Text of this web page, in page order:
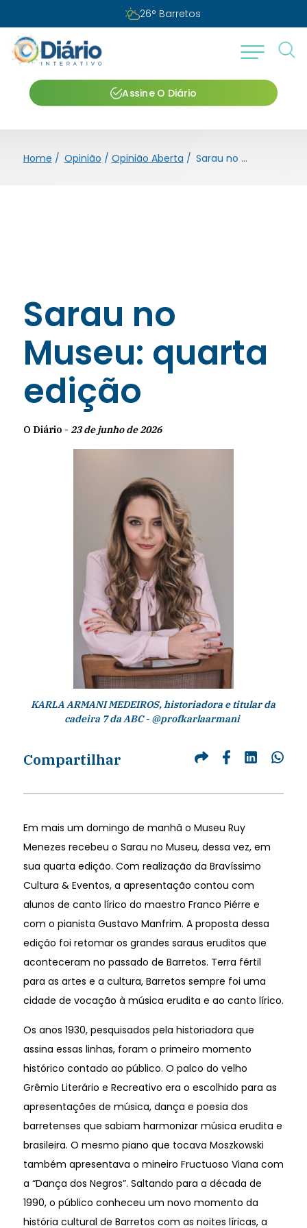
26° Barretos
Assine O Diário
Home / Opinião / Opinião Aberta / Sarau no Museu: quarta edição
Sarau no
Museu: quarta
edição
O Diário - 23 de junho de 2026
KARLA ARMANI MEDEIROS, historiadora e titular da
cadeira 7 da ABC - @profkarlaarmani
Compartilhar
Em mais um domingo de manhã o Museu Ruy
Menezes recebeu o Sarau no Museu, dessa vez, em
sua quarta edição. Com realização da Bravíssimo
Cultura & Eventos, a apresentação contou com
alunos de canto lírico do maestro Franco Piérre e
com o pianista Gustavo Manfrim. A proposta dessa
edição foi retomar os grandes saraus eruditos que
aconteceram no passado de Barretos. Terra fértil
para as artes e a cultura, Barretos sempre foi uma
cidade de vocação à música erudita e ao canto lírico.
Os anos 1930, pesquisados pela historiadora que
assina essas linhas, foram o primeiro momento
histórico contado ao público. O palco do velho
Grêmio Literário e Recreativo era o escolhido para as
apresentações de música, dança e poesia dos
barretenses que sabiam harmonizar música erudita e
brasileira. O mesmo piano que tocava Moszkowski
também apresentava o mineiro Fructuoso Viana com
a “Dança dos Negros”. Saltando para a década de
1990, o público conheceu um novo momento da
história cultural de Barretos com as noites líricas, a